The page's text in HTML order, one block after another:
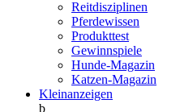
Reitdisziplinen
Pferdewissen
Produkttest
Gewinnspiele
Hunde-Magazin
Katzen-Magazin
Kleinanzeigen
b